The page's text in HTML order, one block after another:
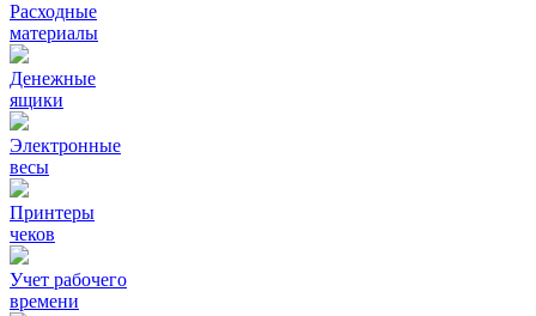
Расходные
материалы
Денежные
ящики
Электронные
весы
Принтеры
чеков
Учет рабочего
времени